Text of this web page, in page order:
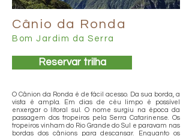
Cânio da Ronda
Bom Jardim da Serra
Reservar trilha
O Cânion da Ronda é de fácil acesso. Da sua borda, a
vista é ampla. Em dias de céu limpo é possível
enxergar o litoral sul. O nome surgiu na época da
passagem dos tropeiros pela Serra Catarinense. Os
tropeiros vinham do Rio Grande do Sul e paravam nas
bordas dos cânions para descansar. Enquanto os